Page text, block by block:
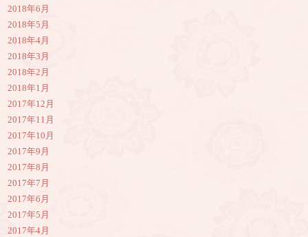
2018年6月
2018年5月
2018年4月
2018年3月
2018年2月
2018年1月
2017年12月
2017年11月
2017年10月
2017年9月
2017年8月
2017年7月
2017年6月
2017年5月
2017年4月